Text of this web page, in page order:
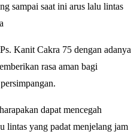
sampai saat ini arus lalu lintas
Kanit Cakra 75 dengan adanya
rasa aman bagi
dapat mencegah
lintas yang padat menjelang jam